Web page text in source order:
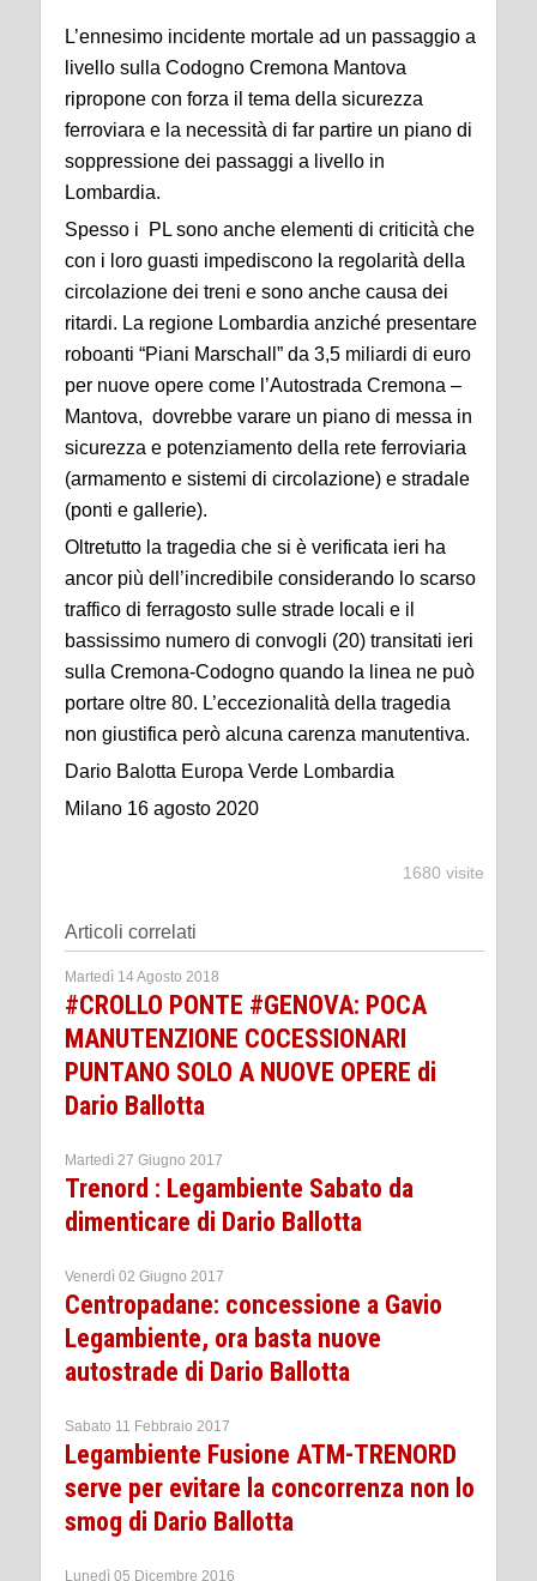
L’ennesimo incidente mortale ad un passaggio a
livello sulla Codogno Cremona Mantova
ripropone con forza il tema della sicurezza
ferroviara e la necessità di far partire un piano di
soppressione dei passaggi a livello in
Lombardia.
Spesso i PL sono anche elementi di criticità che
con i loro guasti impediscono la regolarità della
circolazione dei treni e sono anche causa dei
ritardi. La regione Lombardia anziché presentare
roboanti “Piani Marschall” da 3,5 miliardi di euro
per nuove opere come l’Autostrada Cremona –
Mantova, dovrebbe varare un piano di messa in
sicurezza e potenziamento della rete ferroviaria
(armamento e sistemi di circolazione) e stradale
(ponti e gallerie).
Oltretutto la tragedia che si è verificata ieri ha
ancor più dell’incredibile considerando lo scarso
traffico di ferragosto sulle strade locali e il
bassissimo numero di convogli (20) transitati ieri
sulla Cremona-Codogno quando la linea ne può
portare oltre 80. L’eccezionalità della tragedia
non giustifica però alcuna carenza manutentiva.
Dario Balotta Europa Verde Lombardia
Milano 16 agosto 2020
1680 visite
Articoli correlati
Martedì 14 Agosto 2018
#CROLLO PONTE #GENOVA: POCA
MANUTENZIONE COCESSIONARI
PUNTANO SOLO A NUOVE OPERE di
Dario Ballotta
Martedì 27 Giugno 2017
Trenord : Legambiente Sabato da
dimenticare di Dario Ballotta
Venerdì 02 Giugno 2017
Centropadane: concessione a Gavio
Legambiente, ora basta nuove
autostrade di Dario Ballotta
Sabato 11 Febbraio 2017
Legambiente Fusione ATM-TRENORD
serve per evitare la concorrenza non lo
smog di Dario Ballotta
Lunedì 05 Dicembre 2016